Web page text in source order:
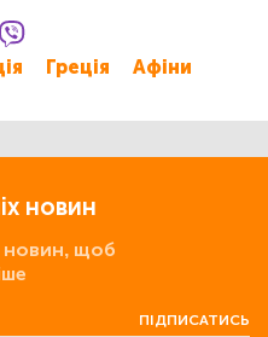
Греція Афіни
новин
новин, щоб
ПІДПИСАТИСЬ